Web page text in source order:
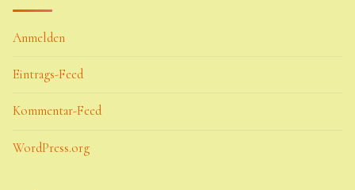
Anmelden
Eintrags-Feed
Kommentar-Feed
WordPress.org